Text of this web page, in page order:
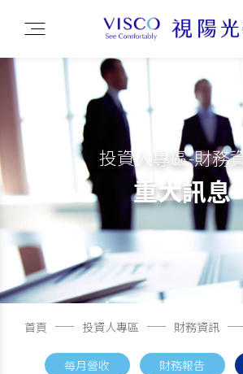
投資人專區-財務
重大訊息
首頁 投資人專區 財務資訊
每月營收 財務報告